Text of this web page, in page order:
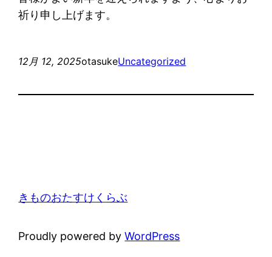
祈り申し上げます。
12月 12, 2025otasukeUncategorized
きものおたすけくらぶ
Proudly powered byWordPress